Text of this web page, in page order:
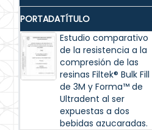
PORTADATÍTULO
Estudio comparativo
de la resistencia a la
compresión de las
resinas Filtek® Bulk Fill
de 3M y Forma™ de
Ultradent al ser
expuestas a dos
bebidas azucaradas.